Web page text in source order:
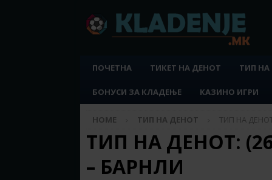
ПОЧЕТНА ТИКЕТ НА ДЕНОТ ТИП
БОНУСИ ЗА КЛАДЕЊЕ КАЗИНО ИГРИ
HOME ТИП НА ДЕНОТ ТИП НА
ТИП НА ДЕНОТ:
– БАРНЛИ